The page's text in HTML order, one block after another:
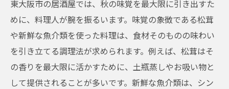
東大阪市の居酒屋では、秋の味覚を最大限に引き出すた
めに、料理人が腕を振るいます。味覚の象徴である松茸
や新鮮な魚介類を使った料理は、食材そのものの味わい
を引き立てる調理法が求められます。例えば、松茸はそ
の香りを最大限に活かすために、土瓶蒸しやお吸い物と
して提供されることが多いです。新鮮な魚介類は、シン